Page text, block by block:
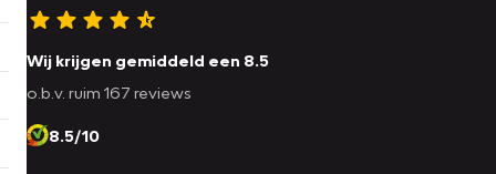
Wij krijgen gemiddeld een 8.5
o.b.v. ruim 167 reviews
8.5/10